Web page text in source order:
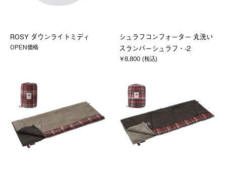
ROSY ダウンライトミディ
OPEN価格
シュラフコンフォーター 丸洗い
スランバーシュラフ・-2
￥8,800 (税込)